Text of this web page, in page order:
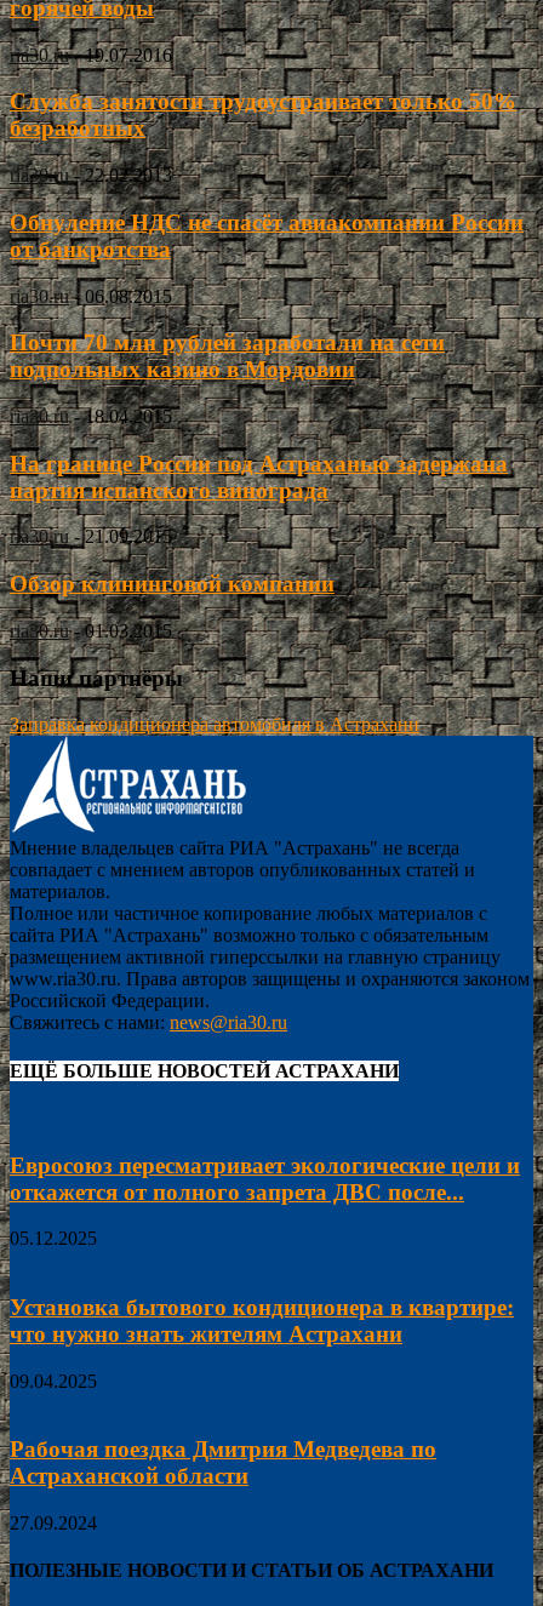
горячей воды
ria30.ru - 19.07.2016
Служба занятости трудоустраивает только 50%
безработных
ria30.ru - 22.02.2013
Обнуление НДС не спасёт авиакомпании России
от банкротства
ria30.ru - 06.08.2015
Почти 70 млн рублей заработали на сети
подпольных казино в Мордовии
ria30.ru - 18.04.2015
На границе России под Астраханью задержана
партия испанского винограда
ria30.ru - 21.09.2015
Обзор клининговой компании
ria30.ru - 01.03.2015
Наши партнёры
Заправка кондиционера автомобиля в Астрахани
Мнение владельцев сайта РИА "Астрахань" не всегда
совпадает с мнением авторов опубликованных статей и
материалов.
Полное или частичное копирование любых материалов с
сайта РИА "Астрахань" возможно только с обязательным
размещением активной гиперссылки на главную страницу
www.ria30.ru. Права авторов защищены и охраняются законом
Российской Федерации.
Свяжитесь с нами: news@ria30.ru
ЕЩЁ БОЛЬШЕ НОВОСТЕЙ АСТРАХАНИ
Евросоюз пересматривает экологические цели и
откажется от полного запрета ДВС после...
05.12.2025
Установка бытового кондиционера в квартире:
что нужно знать жителям Астрахани
09.04.2025
Рабочая поездка Дмитрия Медведева по
Астраханской области
27.09.2024
ПОЛЕЗНЫЕ НОВОСТИ И СТАТЬИ ОБ АСТРАХАНИ